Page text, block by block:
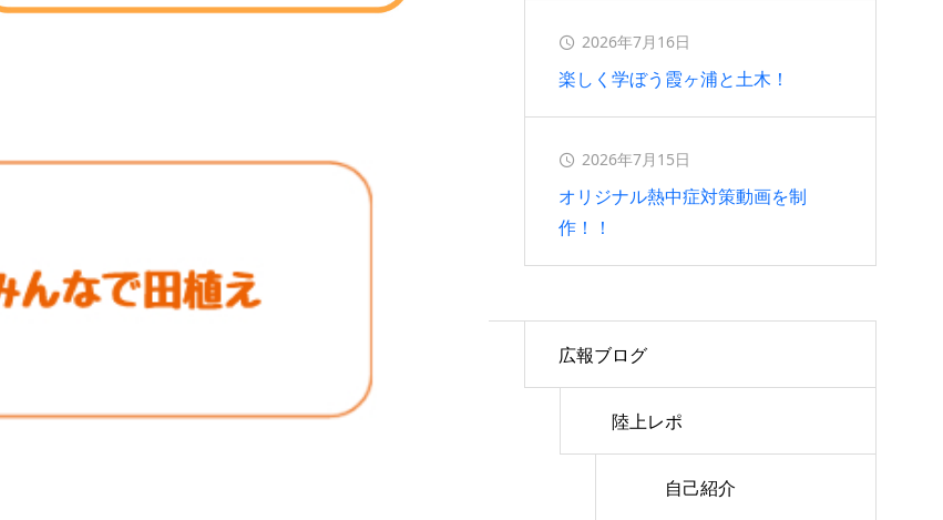
楽しく学ぼう霞ヶ浦と土木！
2026年7月16日
オリジナル熱中症対策動画を制
作！！
2026年7月15日
広報ブログ
陸上レポ
自己紹介